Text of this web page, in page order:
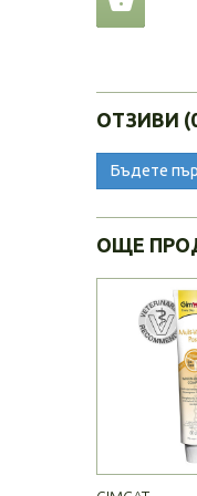
ОТЗИВИ
Бъдете
ОЩЕ